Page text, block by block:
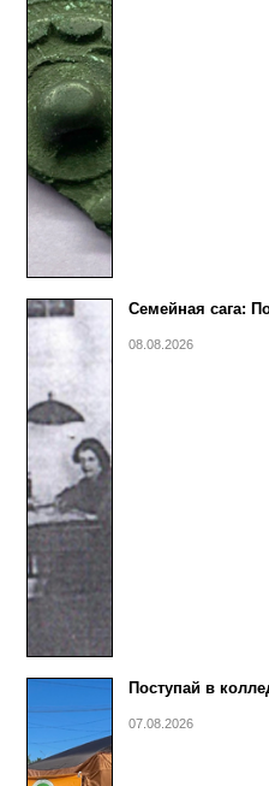
Семейная сага:
08.08.2026
Поступай в
07.08.2026